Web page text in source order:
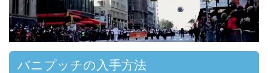
バニプッチの入手方法